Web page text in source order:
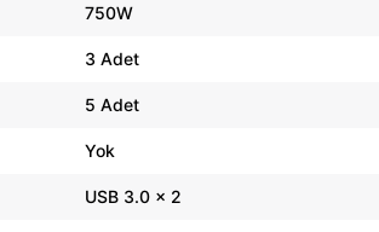
750W
3 Adet
5 Adet
Yok
USB 3.0 x 2